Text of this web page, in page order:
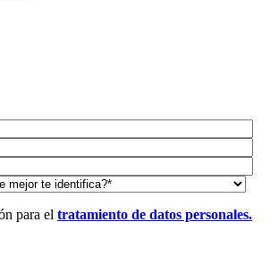
para el tratamiento de datos personales.